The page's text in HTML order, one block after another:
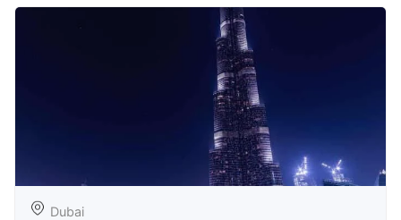
Dubai